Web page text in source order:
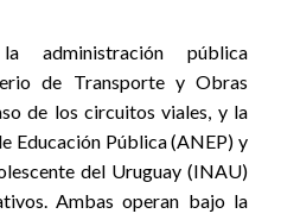
administración pública
de Transporte y Obras
de los circuitos viales, y la
Educación Pública (ANEP) y
del Uruguay (INAU)
Ambas operan bajo la